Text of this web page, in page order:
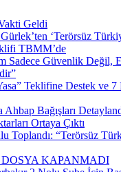
Geldi
‘Terörsüz
TBMM’de
Sadece Güvenlik Değil,
Teklifine Destek ve
Bağışları
Ortaya Çıktı
Toplandı: “Terörsüz
KAPANMADI